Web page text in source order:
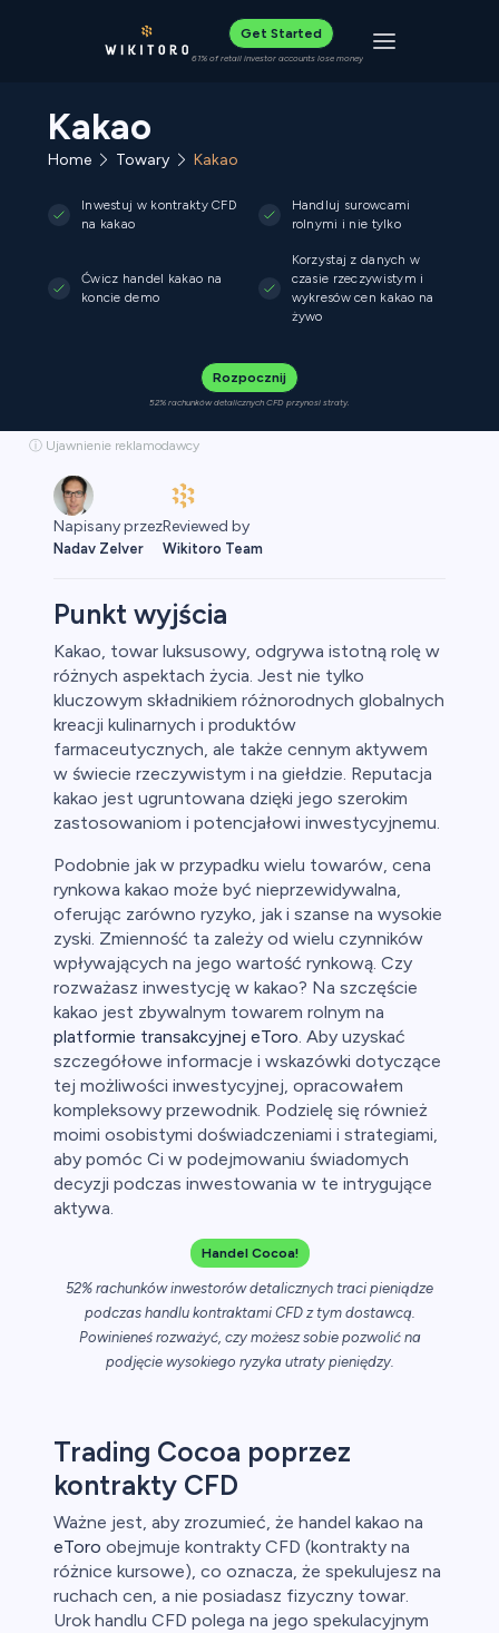
Get Started
61% of retail investor accounts lose money Toggle
Kakao
Home Towary Kakao
Inwestuj w kontrakty CFD
na kakao
Handluj surowcami
rolnymi i nie tylko
Ćwicz handel kakao na
koncie demo
Korzystaj z danych w
czasie rzeczywistym i
wykresów cen kakao na
żywo
Rozpocznij
52% rachunków detalicznych CFD przynosi straty.
ⓘ Ujawnienie reklamodawcy
Napisany przez
Nadav Zelver
Reviewed by
Wikitoro Team
Punkt wyjścia
Kakao, towar luksusowy, odgrywa istotną rolę w
różnych aspektach życia. Jest nie tylko
kluczowym składnikiem różnorodnych globalnych
kreacji kulinarnych i produktów
farmaceutycznych, ale także cennym aktywem
w świecie rzeczywistym i na giełdzie. Reputacja
kakao jest ugruntowana dzięki jego szerokim
zastosowaniom i potencjałowi inwestycyjnemu.
Podobnie jak w przypadku wielu towarów, cena
rynkowa kakao może być nieprzewidywalna,
oferując zarówno ryzyko, jak i szanse na wysokie
zyski. Zmienność ta zależy od wielu czynników
wpływających na jego wartość rynkową. Czy
rozważasz inwestycję w kakao? Na szczęście
kakao jest zbywalnym towarem rolnym na
platformie transakcyjnej eToro. Aby uzyskać
szczegółowe informacje i wskazówki dotyczące
tej możliwości inwestycyjnej, opracowałem
kompleksowy przewodnik. Podzielę się również
moimi osobistymi doświadczeniami i strategiami,
aby pomóc Ci w podejmowaniu świadomych
decyzji podczas inwestowania w te intrygujące
aktywa.
Handel Cocoa!
52% rachunków inwestorów detalicznych traci pieniądze
podczas handlu kontraktami CFD z tym dostawcą.
Powinieneś rozważyć, czy możesz sobie pozwolić na
podjęcie wysokiego ryzyka utraty pieniędzy.
Trading Cocoa poprzez
kontrakty CFD
Ważne jest, aby zrozumieć, że handel kakao na
eToro obejmuje kontrakty CFD (kontrakty na
różnice kursowe), co oznacza, że spekulujesz na
ruchach cen, a nie posiadasz fizyczny towar.
Urok handlu CFD polega na jego spekulacyjnym